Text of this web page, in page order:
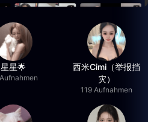
星星🌟
西米Cimi（举报挡
灾）
119 Aufnahmen